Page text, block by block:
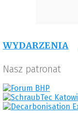
WYDARZENIA
Nasz patronat